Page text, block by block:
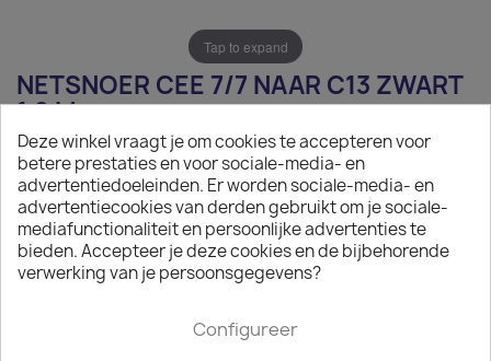
Tap to expand
NETSNOER CEE 7/7 NAAR C13 ZWART
1,2 M
€ 3,32
Exclusief belasting
Netsnoer CEE 7/7 naar C13 zwart 1,2 m
Op aanvraag
Deze winkel vraagt je om cookies te accepteren voor
betere prestaties en voor sociale-media- en
advertentiedoeleinden. Er worden sociale-media- en
advertentiecookies van derden gebruikt om je sociale-
mediafunctionaliteit en persoonlijke advertenties te
bieden. Accepteer je deze cookies en de bijbehorende
verwerking van je persoonsgegevens?
Configureer